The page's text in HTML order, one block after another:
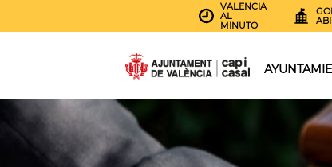
VALENCIA
AL
MINUTO